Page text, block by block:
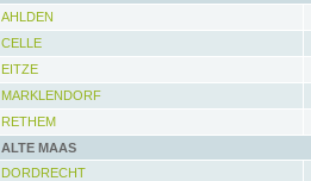
AHLDEN
CELLE
EITZE
MARKLENDORF
RETHEM
ALTE MAAS
DORDRECHT